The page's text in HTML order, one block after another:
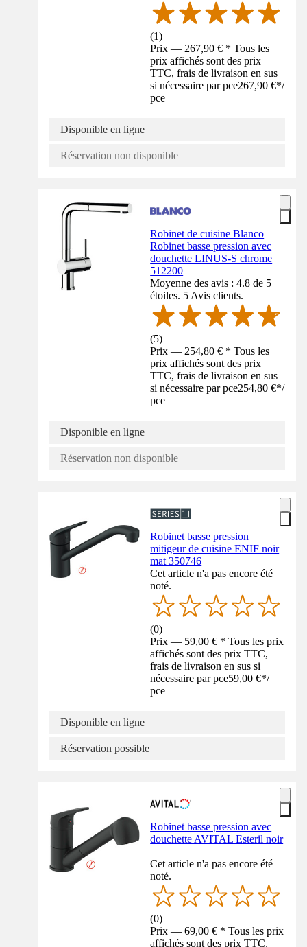
(1)
Prix — 267,90 € * Tous les
prix affichés sont des prix
TTC, frais de livraison en sus
si nécessaire par pce267,90 €*/
pce
Disponible en ligne
Réservation non disponible
Robinet de cuisine Blanco
Robinet basse pression avec
douchette LINUS-S chrome
512200
Moyenne des avis : 4.8 de 5
étoiles. 5 Avis clients.
(5)
Prix — 254,80 € * Tous les
prix affichés sont des prix
TTC, frais de livraison en sus
si nécessaire par pce254,80 €*/
pce
Disponible en ligne
Réservation non disponible
Robinet basse pression
mitigeur de cuisine ENIF noir
mat 350746
Cet article n'a pas encore été
noté.
(0)
Prix — 59,00 € * Tous les prix
affichés sont des prix TTC,
frais de livraison en sus si
nécessaire par pce59,00 €*/
pce
Disponible en ligne
Réservation possible
Robinet basse pression avec
douchette AVITAL Esteril noir
Cet article n'a pas encore été
noté.
(0)
Prix — 69,00 € * Tous les prix
affichés sont des prix TTC,